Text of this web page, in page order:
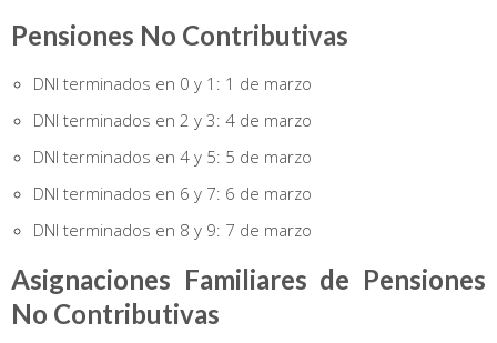
Pensiones No Contributivas
DNI terminados en 0 y 1: 1 de marzo
DNI terminados en 2 y 3: 4 de marzo
DNI terminados en 4 y 5: 5 de marzo
DNI terminados en 6 y 7: 6 de marzo
DNI terminados en 8 y 9: 7 de marzo
Asignaciones Familiares de Pensiones
No Contributivas